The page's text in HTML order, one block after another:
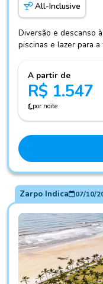
All-Inclusive
Diversão e descanso
piscinas e lazer para a
A partir de
R$ 1.547
por noite
Zarpo Indica 07/10/